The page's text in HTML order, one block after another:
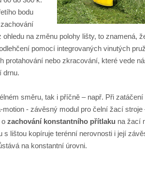
bodu
ohledu na změnu polohy lišty, to znamená,
pomocí integrovaných vinutých
protahování nebo zkracování, které vede
drnu.
směru, tak i příčně – např. Při
- závěsný modul pro čelní žací stroje
o zachování konstantního přítlaku na žací
s lištou kopíruje terénní nerovnosti i její
na konstantní úrovni.